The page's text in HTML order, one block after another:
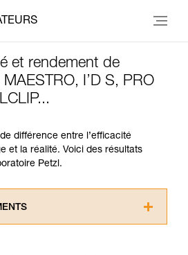
et rendement de
I’D S, PRO
différence entre l’efficacité
et la réalité. Voici des résultats
Petzl.